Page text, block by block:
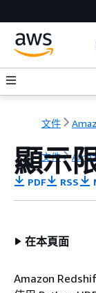
文件
文件
顯示
PDF RSS
在本頁面
Amazon